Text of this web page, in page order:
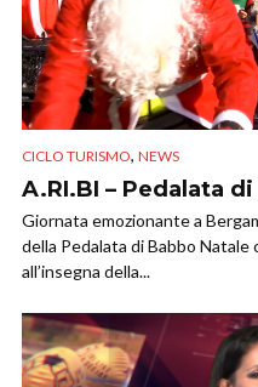
CICLO TURISMO, NEWS
A.RI.BI – Pedalata
Giornata emozionante a
della Pedalata di Babbo Natale
all’insegna della...